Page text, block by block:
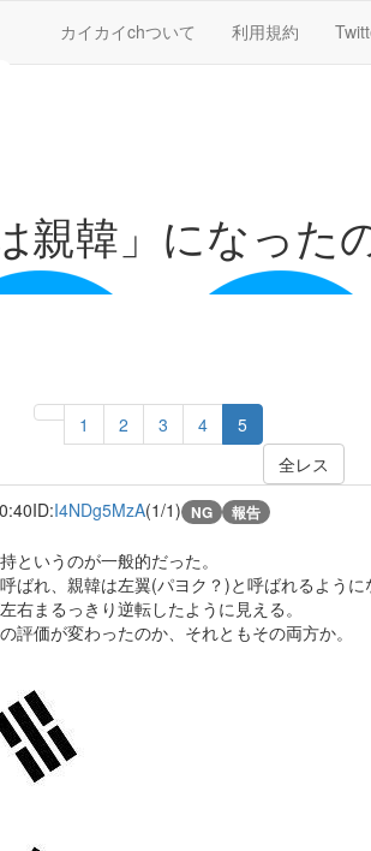
カイカイchついて 利用規約
親韓」になった
1 2 3 4
5
全レス
ID:I4NDg5MzA(1/1) NG 報告
というのが一般的だった。
ばれ、親韓は左翼(パヨク？)と呼ばれるように
右まるっきり逆転したように見える。
評価が変わったのか、それともその両方か。